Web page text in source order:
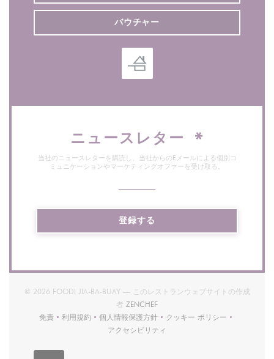
バウチャー
ニュースレター *
当社のニュースレターを購読し、当社からのEメールによる個別コ
ミュニケーションやマーケティングオファーを受け取る。
登録する
© 2026 FOODI JIA-BA-BUAY — このレストランウェブサイトの作成
者 ZENCHEF((新しいウィンドウで開きます))
免責
((新しいウィンドウで開きます))
利用規約
((新しいウィンドウで開きます))
個人情報保護方針
((新しいウィンドウで開きます))
クッキー ポリシー
((新しいウィンドウで
アクセシビリティ
((新しいウィンドウで開きます))